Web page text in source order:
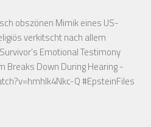
obszönen Mimik eines US-
verkitscht nach allem
Emotional Testimony
Breaks Down During Hearing -
Q#EpsteinFiles